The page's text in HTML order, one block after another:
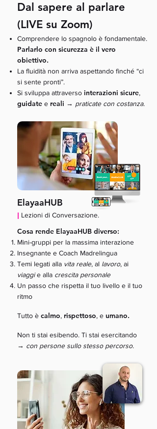
Dal sapere al parlare
(LIVE su Zoom)
Comprendere lo spagnolo è fondamentale.
Parlarlo con sicurezza è il vero
obiettivo.
La fluidità non arriva aspettando finché “ci
si sente pronti”.
Si sviluppa attraverso interazioni sicure,
guidate e reali → praticate con costanza.
ElayaaHUB
| Lezioni di Conversazione.
Cosa rende ElayaaHUB diverso:
Mini-gruppi per la massima interazione
Insegnante e Coach Madrelingua
Temi legati alla vita reale, al lavoro, ai
viaggie alla crescita personale
Un passo che rispetta il tuo livello e il tuo
ritmo
Tutto è calmo, rispettoso, e umano.
Non ti stai esibendo. Ti stai esercitando
→ con persone sullo stesso percorso.​